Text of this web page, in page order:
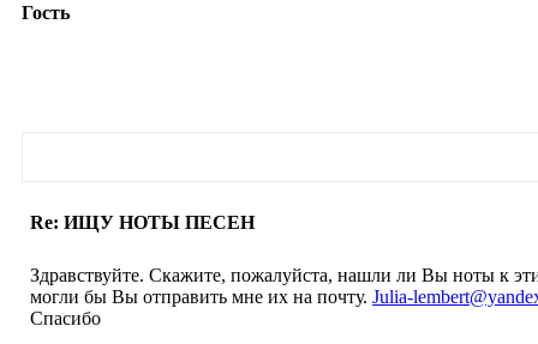
Гость
Re: ИЩУ НОТЫ ПЕСЕН
Здравствуйте. Скажите, пожалуйста, нашли ли Вы ноты к
могли бы Вы отправить мне их на почту. Julia-
Спасибо